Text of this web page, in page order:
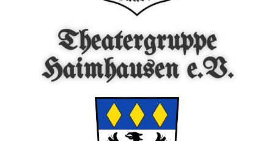
Theatergruppe
Haimhausen e.V.